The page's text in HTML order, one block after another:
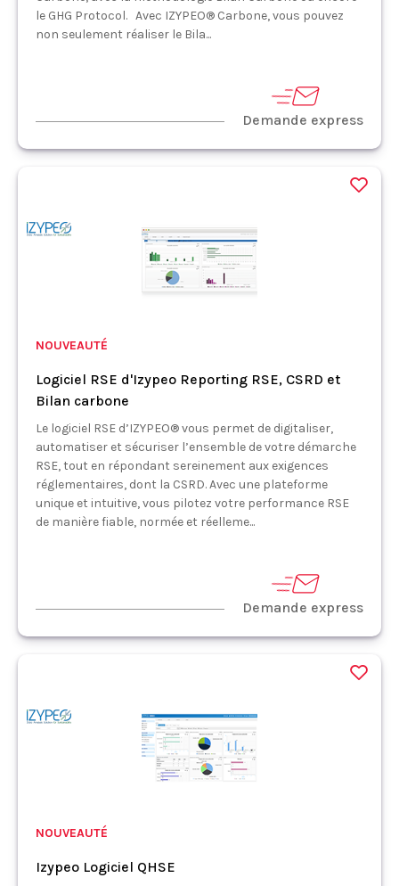
le GHG Protocol. Avec IZYPEO® Carbone, vous pouvez
non seulement réaliser le Bila...
Demande express
NOUVEAUTÉ
Logiciel RSE d'Izypeo Reporting RSE, CSRD et
Bilan carbone
Le logiciel RSE d’IZYPEO® vous permet de digitaliser,
automatiser et sécuriser l’ensemble de votre démarche
RSE, tout en répondant sereinement aux exigences
réglementaires, dont la CSRD. Avec une plateforme
unique et intuitive, vous pilotez votre performance RSE
de manière fiable, normée et réelleme...
Demande express
NOUVEAUTÉ
Izypeo Logiciel QHSE